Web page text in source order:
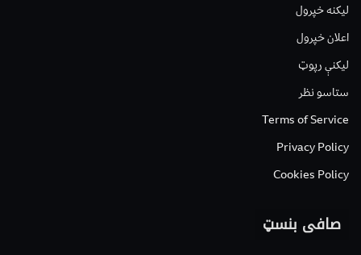
لیکنه خپرول
اعلان خپرول
لیکنې رپوټ
ستاسو نظر
Terms of Service
Privacy Policy
Cookies Policy
صافی بنسټ